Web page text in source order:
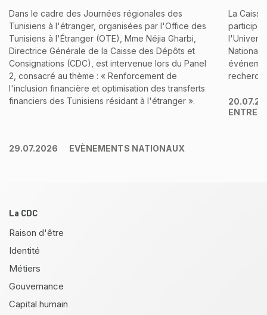
Dans le cadre des Journées régionales des
Tunisiens à l'étranger, organisées par l'Office des
Tunisiens à l'Étranger (OTE), Mme Néjia Gharbi,
Directrice Générale de la Caisse des Dépôts et
Consignations (CDC), est intervenue lors du Panel
2, consacré au thème : « Renforcement de
l'inclusion financière et optimisation des transferts
financiers des Tunisiens résidant à l'étranger ».
29.07.2026 EVÈNEMENTS NATIONAUX
La
participé
Pied de page
La CDC
Raison d'être
Identité
Métiers
Gouvernance
Capital humain